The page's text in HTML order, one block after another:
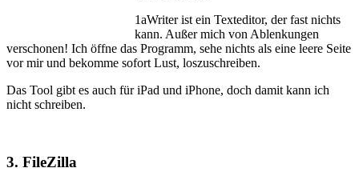
1aWriter ist ein Texteditor, der fast nichts
kann. Außer mich von Ablenkungen
verschonen! Ich öffne das Programm, sehe nichts als eine leere Seite
vor mir und bekomme sofort Lust, loszuschreiben.
Das Tool gibt es auch für iPad und iPhone, doch damit kann ich
nicht schreiben.
3. FileZilla